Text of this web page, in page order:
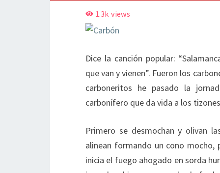
1.3k views
Dice la canción popular:
que van y vienen”. Fueron los
carboneritos he pasado la
carbonífero que da vida a los
Primero se desmochan y olivan
alinean formando un cono
inicia el fuego ahogado en sorda